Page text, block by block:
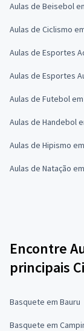
Aulas de Beisebol
Aulas de Ciclismo
Aulas de Esportes
Aulas de Esportes
Aulas de Futebol em
Aulas de Handebol
Aulas de Hipismo
Aulas de Natação
Encontre
principais
Basquete em Bauru
Basquete em